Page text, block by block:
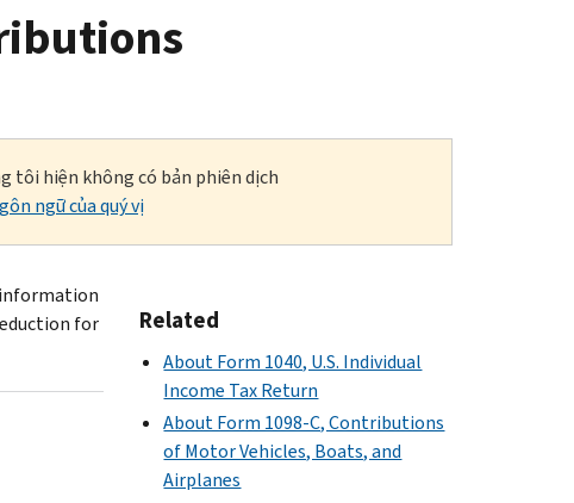
tôi hiện không có bản phiên dịch
ngữ của quý vị
for
Related
About Form 1040, U.S. Individual
Income Tax Return
About Form 1098-C, Contributions
of Motor Vehicles, Boats, and
Airplanes